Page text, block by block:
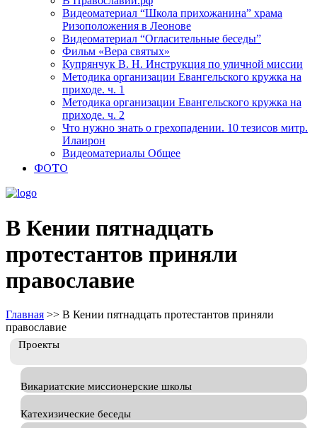
Видеоматериал “Школа прихожанина” храма
Ризоположения в Леонове
Видеоматериал “Огласительные беседы”
Фильм «Вера святых»
Купрянчук В. Н. Инструкция по уличной миссии
Методика организации Евангельского кружка на
приходе. ч. 1
Методика организации Евангельского кружка на
приходе. ч. 2
Что нужно знать о грехопадении. 10 тезисов митр.
Илаирон
Видеоматериалы Общее
ФОТО
В Кении пятнадцать
протестантов приняли
православие
Главная >> В Кении пятнадцать протестантов приняли
православие
Проекты
Викариатские миссионерские школы
Катехизические беседы